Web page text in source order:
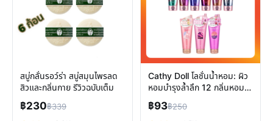
สบู่กลั่นรอว์ร่า สบู่สมุนไพรลด
สิวและกลิ่นกาย รีวิวฉบับเต็ม
฿230฿339
Cathy Doll โลชั่นน้ำหอม: ผิว
หอมบำรุงล้ำลึก 12 กลิ่นหอม
ติดทนนาน
฿93฿250